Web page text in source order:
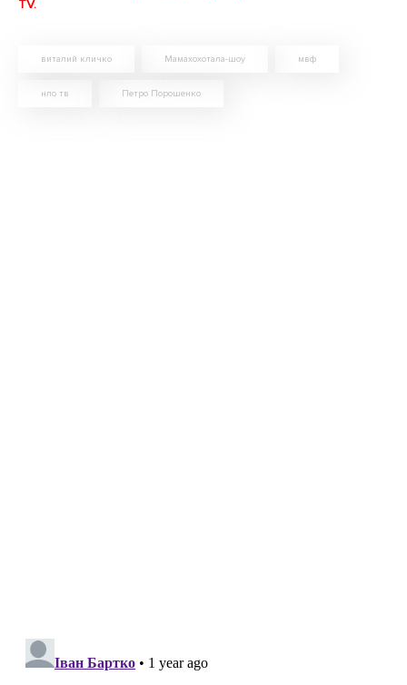
TV.
виталий кличко Мамахохотала-шоу мвф
нло тв Петро Порошенко